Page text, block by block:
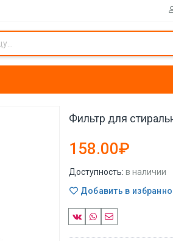
Фильтр для
158.00₽
Доступность: в наличии
Добавить в